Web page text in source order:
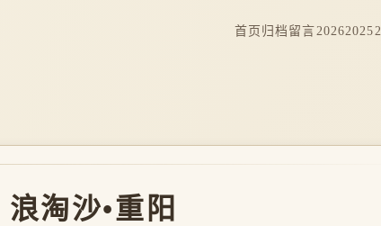
首页 归档 留言20262025
浪淘沙•重阳